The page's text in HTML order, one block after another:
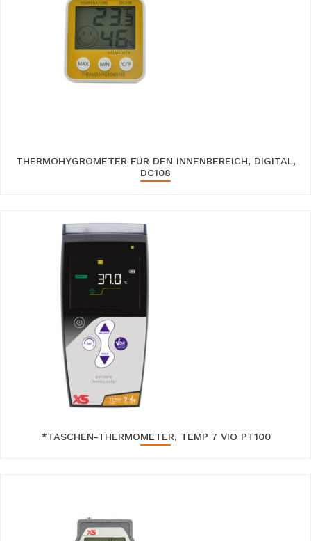
THERMOHYGROMETER FÜR DEN INNENBEREICH, DIGITAL,
DC108
*TASCHEN-THERMOMETER, TEMP 7 VIO PT100